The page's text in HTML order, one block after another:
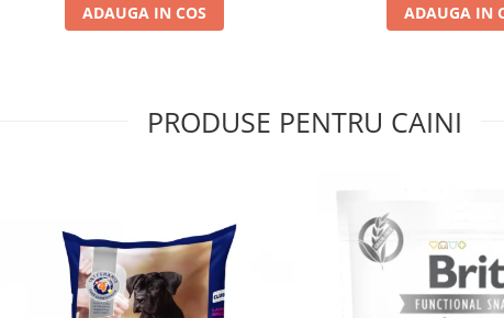
ADAUGA IN COS ADAUGA IN
PRODUSE PENTRU CAINI